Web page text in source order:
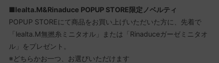
■lealta.M&Rinaduce POPUP STORE限定ノベルティ
POPUP STOREにて商品をお買い上げいただいた方に、先着で
「lealta.M無撚糸ミニタオル」または「Rinaduceガーゼミニタオ
ル」をプレゼント。
※どちらかお一つ、お選びいただけます